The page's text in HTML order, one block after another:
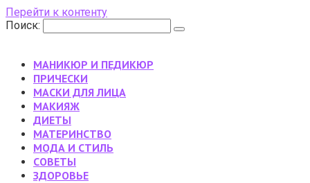
Перейти к контенту
Поиск:
МАНИКЮР И ПЕДИКЮР
ПРИЧЕСКИ
МАСКИ ДЛЯ ЛИЦА
МАКИЯЖ
ДИЕТЫ
МАТЕРИНСТВО
МОДА И СТИЛЬ
CОВЕТЫ
ЗДОРОВЬЕ